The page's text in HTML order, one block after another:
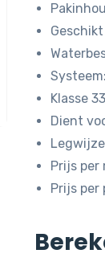
Klasse 33
Dient
Prijs per
Prijs per